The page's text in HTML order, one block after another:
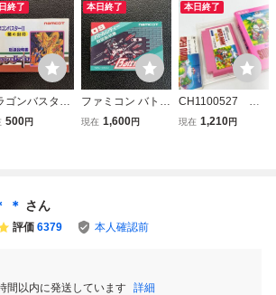
終了
ゴンバスターI
封印 取扱説
ミリー コンピ
タ FC 1989
500円
本日終了
ファミコン バトル
シティー 取扱説明
現在 1,600円
本日終了
CH1100527 ＊
任天堂 HVC-MT
現在 1,210円
＊ さん
評価 6379 本人確認前
間以内に発送しています 詳細